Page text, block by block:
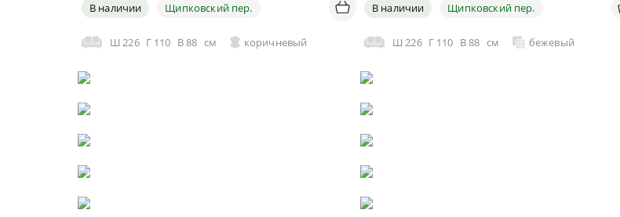
В наличии Щипковский пер.
Ш 226 Г 110 В88 см коричневый
В наличии Щипковский пер.
Ш 226 Г 110 В88 см бежевый